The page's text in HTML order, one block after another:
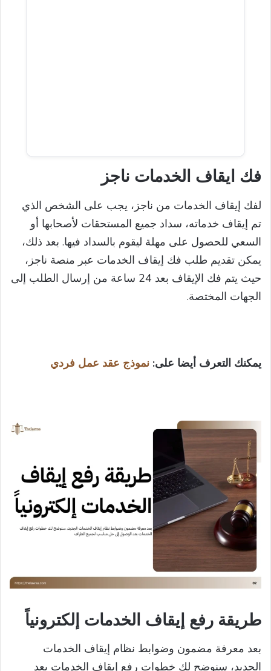
فك ايقاف الخدمات ناجز
لفك إيقاف الخدمات من ناجز، يجب على الشخص الذي
تم إيقاف خدماته، سداد جميع المستحقات لأصحابها أو
السعي للحصول على مهلة ليقوم بالسداد فيها. بعد ذلك،
يمكن تقديم طلب فك إيقاف الخدمات عبر منصة ناجز،
حيث يتم فك الإيقاف بعد 24 ساعة من إرسال الطلب إلى
الجهات المختصة.
يمكنك التعرف أيضا على: نموذج عقد عمل فردي
طريقة رفع إيقاف الخدمات إلكترونياً
بعد معرفة مضمون وضوابط نظام إيقاف الخدمات
الجديد، سنوضح لك خطوات رفع إيقاف الخدمات بعد